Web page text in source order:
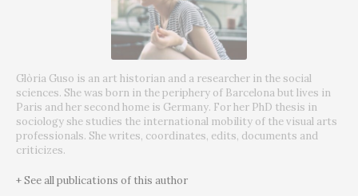
Glòria Guso is an art historian and a researcher in the social
sciences. She was born in the periphery of Barcelona but lives in
Paris and her second home is Germany. For her PhD thesis in
sociology she studies the international mobility of the visual arts
professionals. She writes, coordinates, edits, documents and
criticizes.
+ See all publications of this author